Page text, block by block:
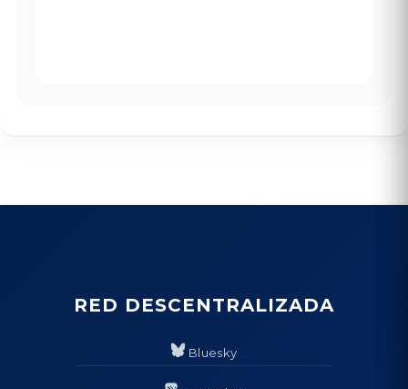
RED DESCENTRALIZADA
Bluesky